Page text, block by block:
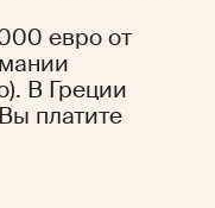
евро от
В Греции
платите